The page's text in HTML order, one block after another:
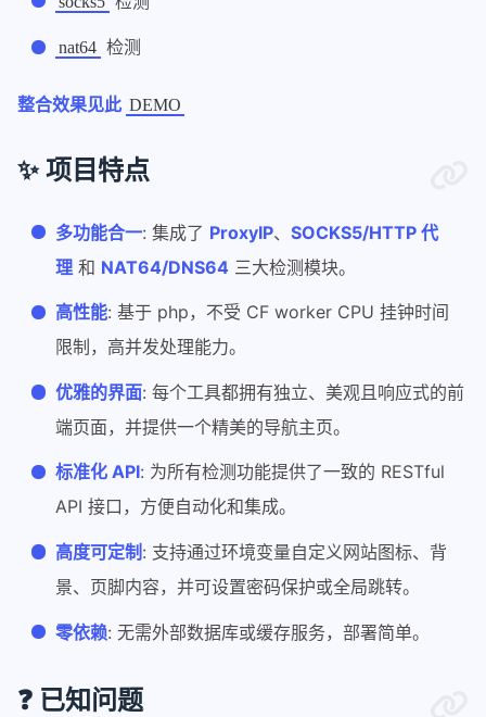
nat64 检测
整合效果见此 DEMO
✨ 项目特点
多功能合一: 集成了 ProxyIP、SOCKS5/HTTP 代
理 和 NAT64/DNS64 三大检测模块。
高性能: 基于 php，不受 CF worker CPU 挂钟时间
限制，高并发处理能力。
优雅的界面: 每个工具都拥有独立、美观且响应式的前
端页面，并提供一个精美的导航主页。
标准化 API: 为所有检测功能提供了一致的 RESTful
API 接口，方便自动化和集成。
高度可定制 : 支持通过环境变量自定义网站图标、背
景、页脚内容，并可设置密码保护或全局跳转。
零依赖: 无需外部数据库或缓存服务，部署简单。
❓ 已知问题